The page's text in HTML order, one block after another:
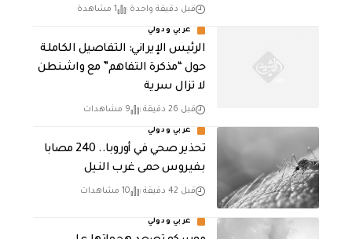
قبل دقيقة واحدة 1 مشاهدة
عربي ودولي
الرئيس الإيراني: التفاصيل الكاملة
حول “مذكرة التفاهم” مع واشنطن
لا تزال سرية
قبل 26 دقيقة 9 مشاهدات
عربي ودولي
تحذير صحي في أوروبا.. 240 مصابا
بفيروس حمى غرب النيل
قبل 42 دقيقة 10 مشاهدات
عربي ودولي